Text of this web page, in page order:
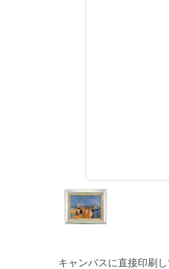
キャンバスに直接印刷